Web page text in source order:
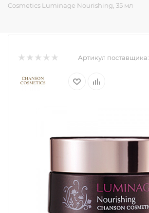
Cosmetics Luminage Nourishing, 35 мл
Артикул поставщика: